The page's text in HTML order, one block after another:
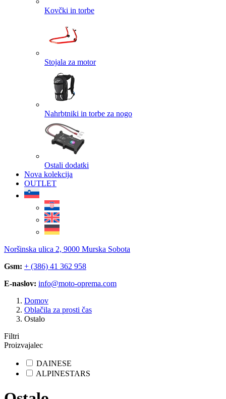
Kovčki in torbe
Stojala za motor
Nahrbtniki in torbe za nogo
Ostali dodatki
Nova kolekcija
OUTLET
Noršinska ulica 2, 9000 Murska Sobota
Gsm: + (386) 41 362 958
E-naslov: info@moto-oprema.com
Domov
Oblačila za prosti čas
Ostalo
Filtri
Proizvajalec
DAINESE
ALPINESTARS